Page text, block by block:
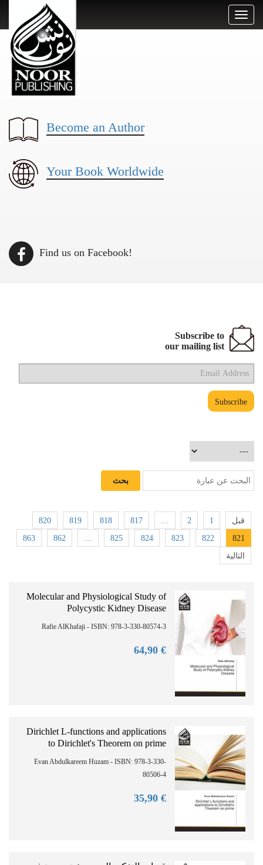
Toggle
Become an Author
Your Book Worldwide
Find us on Facebook!
Subscribe to
our mailing list
قبل 1
2
…
817
818
819
820
821
822
823
824
825
…
862
863
التالية
Molecular and Physiological Study of
Polycystic Kidney Disease
Rafie AlKhafaji - ISBN: 978-3-330-80574-3
€ 64,
90
Dirichlet L-functions and applications
to Dirichlet's Theorem on prime
Evan Abdulkareem Huzam - ISBN: 978-3-330-
80506-4
€ 35,
90